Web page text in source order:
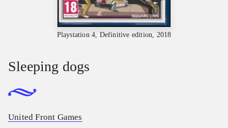
Playstation 4, Definitive edition, 2018
Sleeping dogs
United Front Games